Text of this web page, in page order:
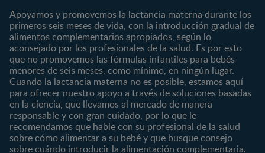
¿Quiénes somos?
Marcas y productos
Nuestros Productos
Nuestras Marcas
Embarazo
Posparto
0 a 4 meses
4 a 6 meses
6 a 8 meses
8 a 12 meses
12 a 24 meses
Desde 2 años
Preescolar
Nutrición
Salud
Maternidad
Paternidad
Vida en familia
Apoyamos y promovemos la lactancia materna durante los
primeros seis meses de vida, con la introducción gradual de
alimentos complementarios apropiados, según lo
aconsejado por los profesionales de la salud. Es por esto
que no promovemos las fórmulas infantiles para bebés
menores de seis meses, como mínimo, en ningún lugar.
Cuando la lactancia materna no es posible, estamos aquí
para ofrecer nuestro apoyo a través de soluciones basadas
en la ciencia, que llevamos al mercado de manera
responsable y con gran cuidado, por lo que le
recomendamos que hable con su profesional de la salud
sobre cómo alimentar a su bebé y que busque consejo
sobre cuándo introducir la alimentación complementaria.